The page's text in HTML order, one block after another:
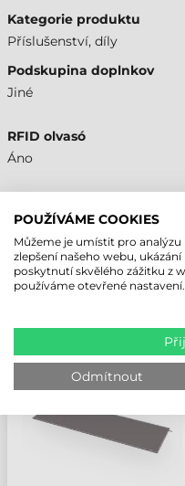
Kategorie produktu
Příslušenství, díly
Podskupina doplnkov
Jiné
RFID olvasó
Áno
NAPOSLEDY
POUŽÍVÁME COOKIES
Můžeme je umístit pro
zlepšení našeho webu,
poskytnutí skvělého zážitku z
používáme otevřené nastavení.
Odmítnout